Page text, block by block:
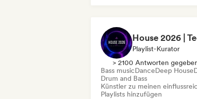
Playlist-Kurator
> 2100 Antworten
Bass musicDanceDeep House
Drum and Bass
Künstler zu meinen
Playlists hinzufügen